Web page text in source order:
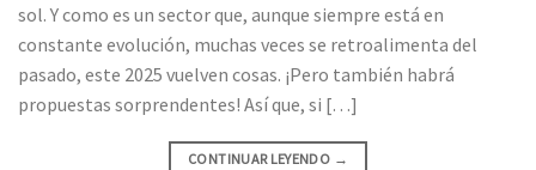
sol. Y como es un sector que, aunque siempre está en
constante evolución, muchas veces se retroalimenta del
pasado, este 2025 vuelven cosas. ¡Pero también habrá
propuestas sorprendentes! Así que, si […]
CONTINUAR LEYENDO →